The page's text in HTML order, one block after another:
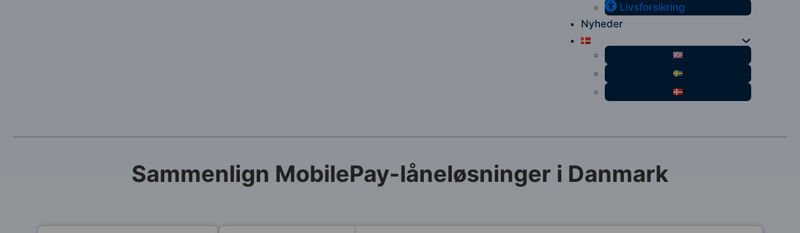
Livsforsikring
Nyheder
Sammenlign MobilePay-låneløsninger i Danmark